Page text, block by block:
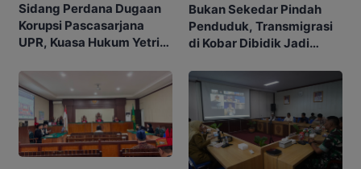
Sidang Perdana Dugaan
Korupsi Pascasarjana
UPR, Kuasa Hukum Yetrie
Bukan Sekedar Pindah
Penduduk, Transmigrasi
di Kobar Dibidik Jadi